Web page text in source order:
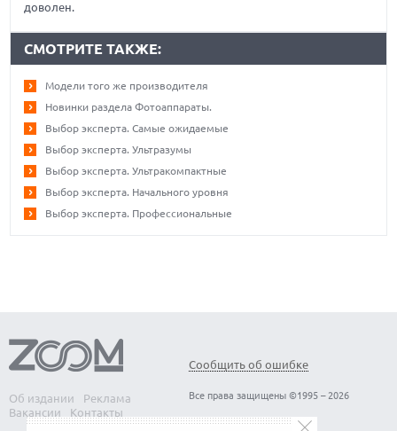
доволен.
СМОТРИТЕ ТАКЖЕ:
Модели того же производителя
Новинки раздела Фотоаппараты.
Выбор эксперта. Самые ожидаемые
Выбор эксперта. Ультразумы
Выбор эксперта. Ультракомпактные
Выбор эксперта. Начального уровня
Выбор эксперта. Профессиональные
Об издании
Реклама
Вакансии
Контакты
Сообщить об ошибке
Все права защищены ©1995 – 2026